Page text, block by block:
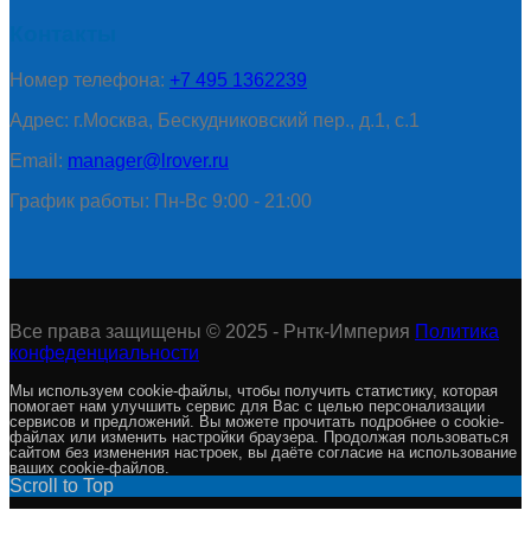
Номер телефона: +7 495 1362239
Адрес: г.Москва, Бескудниковский пер., д.1, с.1
Email: manager@lrover.ru
График работы: Пн-Вс 9:00 - 21:00
Все права защищены © 2025 - Рнтк-Империя Политика
конфеденциальности
Мы используем cookie-файлы, чтобы получить статистику, которая
помогает нам улучшить сервис для Вас с целью персонализации
сервисов и предложений. Вы можете прочитать подробнее о cookie-
файлах или изменить настройки браузера. Продолжая пользоваться
сайтом без изменения настроек, вы даёте согласие на использование
ваших cookie-файлов.
Scroll to Top